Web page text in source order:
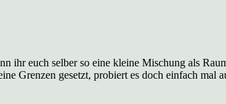
ihr euch selber so eine kleine Mischung als
Grenzen gesetzt, probiert es doch einfach